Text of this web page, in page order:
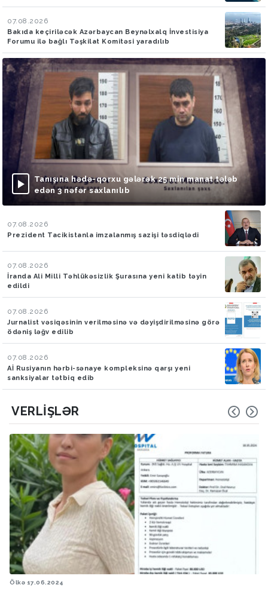
07.08.2026
Bakıda keçiriləcək Azərbaycan Beynəlxalq İnvestisiya
Forumu ilə bağlı Təşkilat Komitəsi yaradılıb
Tanışına hədə-qorxu gələrək 25 min manat tələb
edən 3 nəfər saxlanılıb
07.08.2026
Prezident Tacikistanla imzalanmış sazişi təsdiqlədi
07.08.2026
İranda Ali Milli Təhlükəsizlik Şurasına yeni katib təyin
edildi
07.08.2026
Jurnalist vəsiqəsinin verilməsinə və dəyişdirilməsinə görə
ödəniş ləğv edilib
07.08.2026
Aİ Rusiyanın hərbi-sənaye kompleksinə qarşı yeni
sanksiyalar tətbiq edib
VERLIŞLƏR
Ölkə 17.06.2024